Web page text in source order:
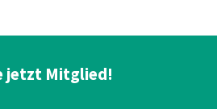
jetzt Mitglied!